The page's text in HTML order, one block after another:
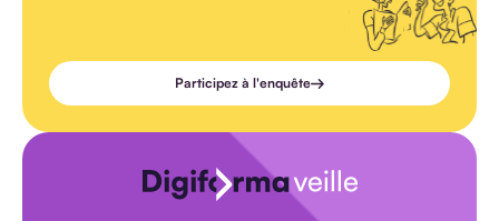
Participez à l'enquête